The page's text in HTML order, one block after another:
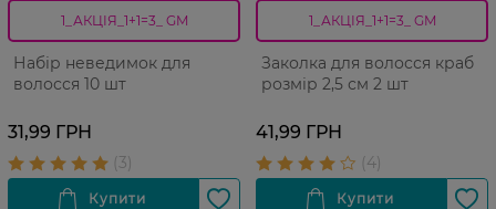
1_АКЦІЯ_1+1=3_ GM
Набір неведимок для
волосся 10 шт
31,99 ГРН
1_АКЦІЯ_1+1=3_ GM
Заколка для волосся краб
розмір 2,5 см 2 шт
41,99 ГРН